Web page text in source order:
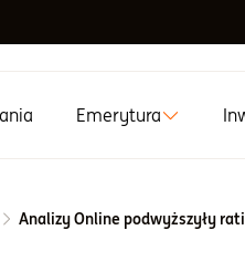
Emerytura
Analizy Online podwyższyły